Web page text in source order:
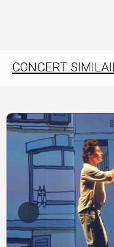
CONCERT